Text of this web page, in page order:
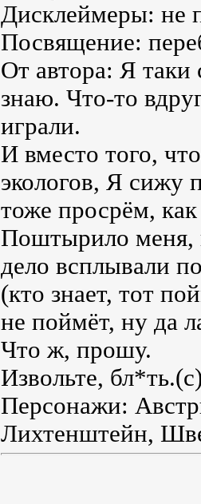
Дисклеймеры: не
Посвящение:
От автора: Я
знаю. Что-то
играли.
И вместо того,
экологов, Я сижу
тоже просрём, как
Поштырило меня,
дело всплывали
(кто знает, тот
не поймёт, ну да
Что ж, прошу.
Извольте,
Персонажи:
Лихтенштейн,